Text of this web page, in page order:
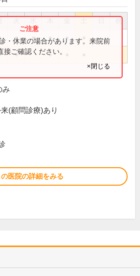
祝
● ● ● ●
● ●
・休業の場合があります。来院前
ご確認ください。
×閉じる
み
(顧問診療)あり
の医院の詳細をみる